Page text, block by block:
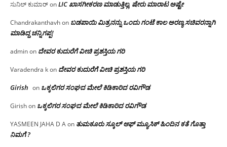
ಸುನಿಲ್ ಕುಮಾರ್onLIC ಖಾಸಗೀಕರಣ ಮಾಡುತ್ತಿಲ್ಲ, ಷೇರು ಮಾರಾಟ ಅಷ್ಟೇ
Chandrakanthavhon ಬಡಪಾಯಿ ಮಿತ್ರನನ್ನು ಒಂದು ಗಂಟೆ ಕಾಲ ಅರಣ್ಯ ಸಚಿವರನ್ನಾಗಿ
ಮಾಡಿದ್ದ ಚನ್ನಿಗಪ್ಪ!
adminon ದೇವರ ಕುದುರೆಗೆ ವೀಚಿ ಪ್ರಶಸ್ತಿಯ ಗರಿ
Varadendra kon ದೇವರ ಕುದುರೆಗೆ ವೀಚಿ ಪ್ರಶಸ್ತಿಯ ಗರಿ
Girish on ಒಕ್ಕಲಿಗರ ಸಂಘದ ಮೇಲೆ ಕಿಡಿಕಾರಿದ ರವಿಗೌಡ
Girishon ಒಕ್ಕಲಿಗರ ಸಂಘದ ಮೇಲೆ ಕಿಡಿಕಾರಿದ ರವಿಗೌಡ
YASMEEN JAHA D Aon ತುಮಕೂರು ಸ್ಕೂಲ್ ಆಫ್ ಮ್ಯೂಸಿಕ್ ಹಿಂದಿನ ಕತೆ ಗೊತ್ತಾ
ನಿಮಗೆ ?